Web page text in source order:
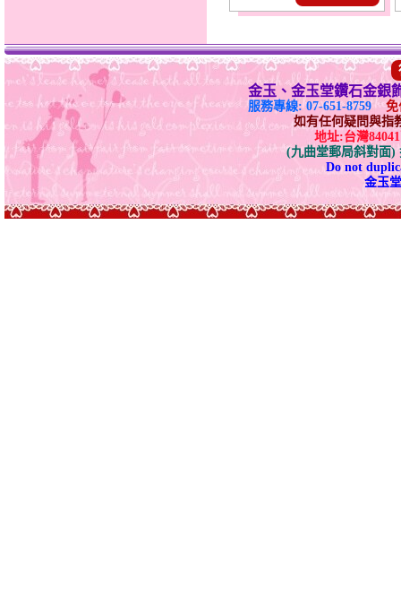
金玉、金玉堂鑽石金銀
服務專線: 07-651-8759
免
如有任何疑問與指
地址:台灣
(九曲堂郵局斜對面)
Do not
金玉